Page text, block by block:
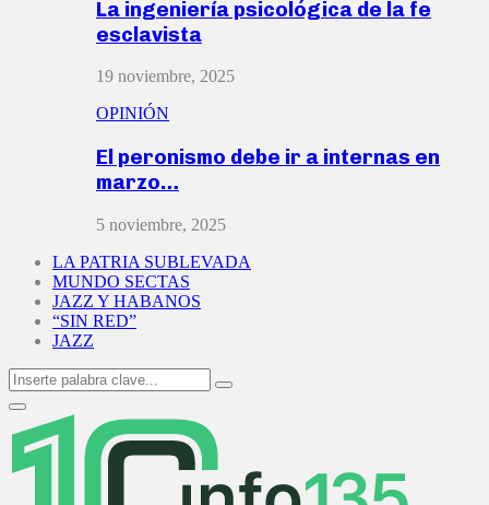
La ingeniería psicológica de la fe
esclavista
19 noviembre, 2025
OPINIÓN
El peronismo debe ir a internas en
marzo…
5 noviembre, 2025
LA PATRIA SUBLEVADA
MUNDO SECTAS
JAZZ Y HABANOS
“SIN RED”
JAZZ
Search
for:
Search
Primary
Menu